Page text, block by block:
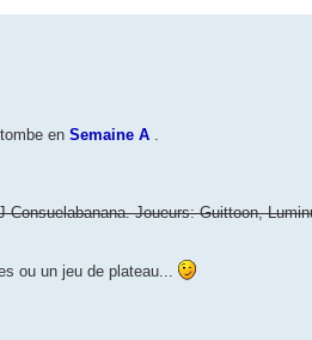
en Semaine A .
Consuelabanana. Joueurs: Guittoon,
ou un jeu de plateau...